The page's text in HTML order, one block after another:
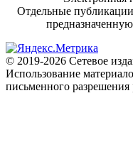
Отдельные
© 2019-2026 Сетевое
Использование
письменного разрешения